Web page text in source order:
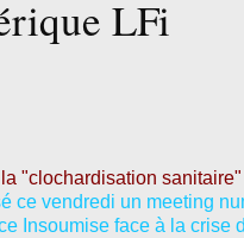
LFi
"clochardisation
ce vendredi un meeting
Insoumise face à la crise